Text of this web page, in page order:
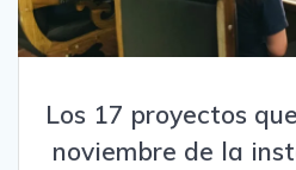
Los 17 proyectos
noviembre de la